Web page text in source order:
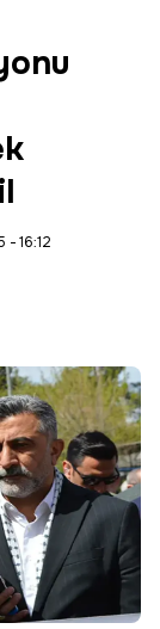
16:12